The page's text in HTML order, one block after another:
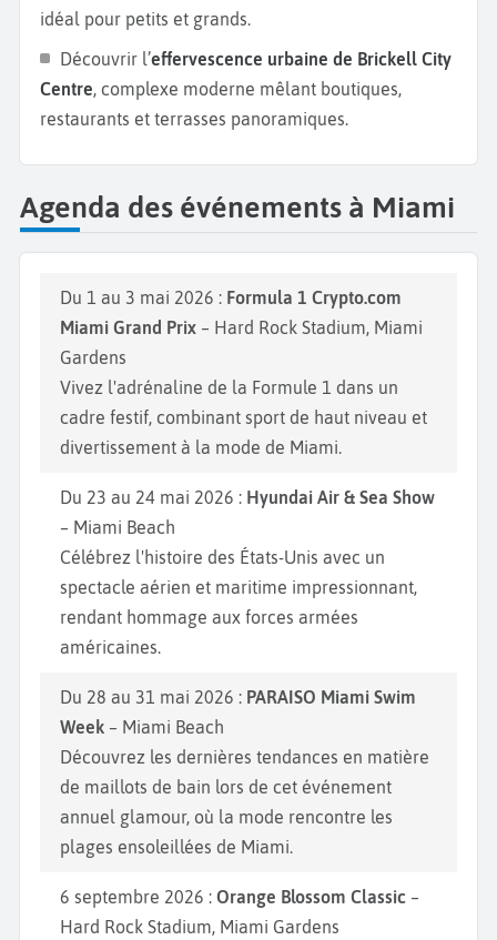
idéal pour petits et grands.
Découvrir l’effervescence urbaine de Brickell City
Centre, complexe moderne mêlant boutiques,
restaurants et terrasses panoramiques.
Agenda des événements à Miami
Du 1 au 3 mai 2026 : Formula 1 Crypto.com
Miami Grand Prix – Hard Rock Stadium, Miami
Gardens
Vivez l'adrénaline de la Formule 1 dans un
cadre festif, combinant sport de haut niveau et
divertissement à la mode de Miami.
Du 23 au 24 mai 2026 : Hyundai Air & Sea Show
– Miami Beach
Célébrez l'histoire des États-Unis avec un
spectacle aérien et maritime impressionnant,
rendant hommage aux forces armées
américaines.
Du 28 au 31 mai 2026 : PARAISO Miami Swim
Week – Miami Beach
Découvrez les dernières tendances en matière
de maillots de bain lors de cet événement
annuel glamour, où la mode rencontre les
plages ensoleillées de Miami.
6 septembre 2026 : Orange Blossom Classic –
Hard Rock Stadium, Miami Gardens